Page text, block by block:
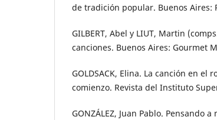
de tradición popular. Buenos Aires:
GILBERT, Abel y LIUT, Martin
canciones. Buenos Aires: Gourmet
GOLDSACK, Elina. La canción en el
comienzo. Revista del Instituto
GONZÁLEZ, Juan Pablo. Pensando